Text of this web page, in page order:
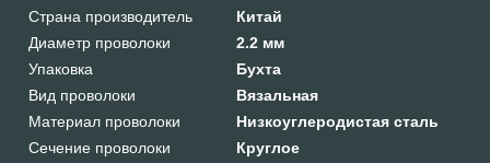
Страна производитель
Китай
Диаметр проволоки
2.2 мм
Упаковка
Бухта
Вид проволоки
Вязальная
Материал проволоки
Низкоуглеродистая сталь
Сечение проволоки
Круглое